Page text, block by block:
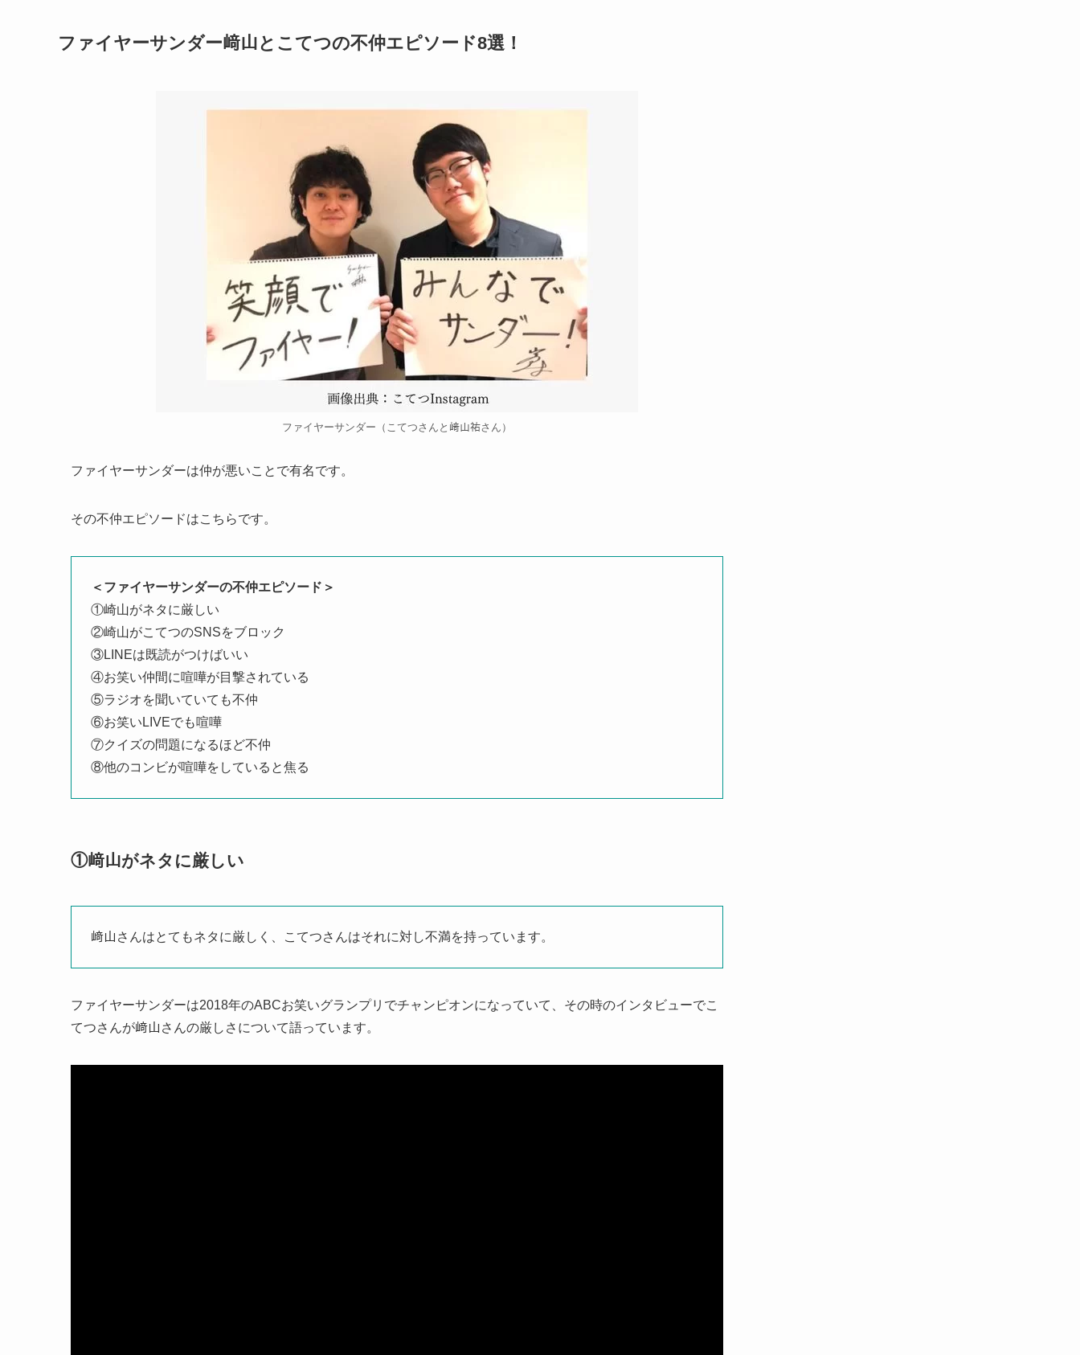
ファイヤーサンダー﨑山とこてつの不仲エピソード8選！
ファイヤーサンダー（こてつさんと﨑山祐さん）
ファイヤーサンダーは仲が悪いことで有名です。
その不仲エピソードはこちらです。
＜ファイヤーサンダーの不仲エピソード＞
①崎山がネタに厳しい
②崎山がこてつのSNSをブロック
③LINEは既読がつけばいい
④お笑い仲間に喧嘩が目撃されている
⑤ラジオを聞いていても不仲
⑥お笑いLIVEでも喧嘩
⑦クイズの問題になるほど不仲
⑧他のコンビが喧嘩をしていると焦る
①﨑山がネタに厳しい
﨑山さんはとてもネタに厳しく、こてつさんはそれに対し不満を持っています。
ファイヤーサンダーは2018年のABCお笑いグランプリでチャンピオンになっていて、その時のインタビューでこ
てつさんが﨑山さんの厳しさについて語っています。